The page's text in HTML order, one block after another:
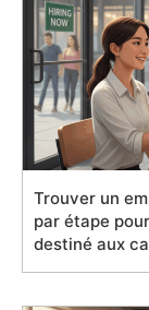
Trouver un
par étape
destiné aux